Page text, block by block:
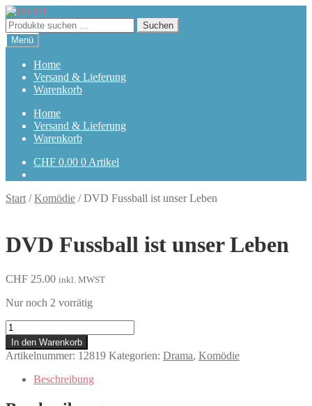
Zur
Navigation
springen
Zum
Inhalt
springen
Suchen
nach:
Suchen
Menü
Home
Versand & Lieferung
Warenkorb
Home
Versand & Lieferung
Warenkorb
CHF 0.00 0 Artikel
Start /Komödie /DVD Fussball ist unser Leben
DVD Fussball ist unser Leben
CHF 25.00 inkl. MWST
Nur noch 2 vorrätig
Fussball
ist
unser
Leben
Menge
In den Warenkorb
Artikelnummer: 12819 Kategorien: Drama, Komödie
Beschreibung